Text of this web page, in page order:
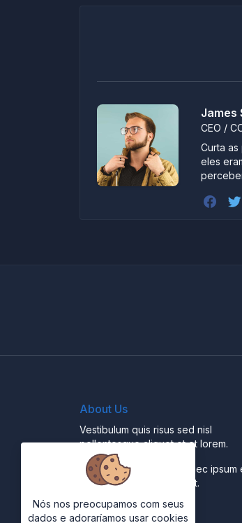
James
CEO /
Curta
eles
About Us
Vestibulum quis risus sed nisl
pellentesque aliquet et et lorem.
Fusce nibh nisl, gravida nec ipsum
feugiat condimentum velit.
Nós nos preocupamos com seus
dados e adoraríamos usar cookies